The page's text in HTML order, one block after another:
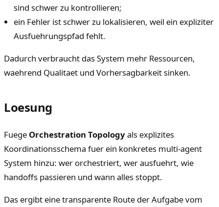
sind schwer zu kontrollieren;
ein Fehler ist schwer zu lokalisieren, weil ein expliziter
Ausfuehrungspfad fehlt.
Dadurch verbraucht das System mehr Ressourcen,
waehrend Qualitaet und Vorhersagbarkeit sinken.
Loesung
Fuege Orchestration Topologyals explizites
Koordinationsschema fuer ein konkretes multi-agent
System hinzu: wer orchestriert, wer ausfuehrt, wie
handoffs passieren und wann alles stoppt.
Das ergibt eine transparente Route der Aufgabe vom